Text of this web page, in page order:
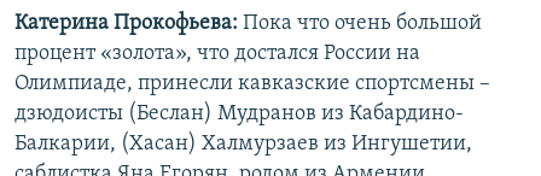
Катерина Прокофьева: Пока что очень большой
процент «золота», что достался России на
Олимпиаде, принесли кавказские спортсмены –
дзюдоисты (Беслан) Мудранов из Кабардино-
Балкарии, (Хасан) Халмурзаев из Ингушетии,